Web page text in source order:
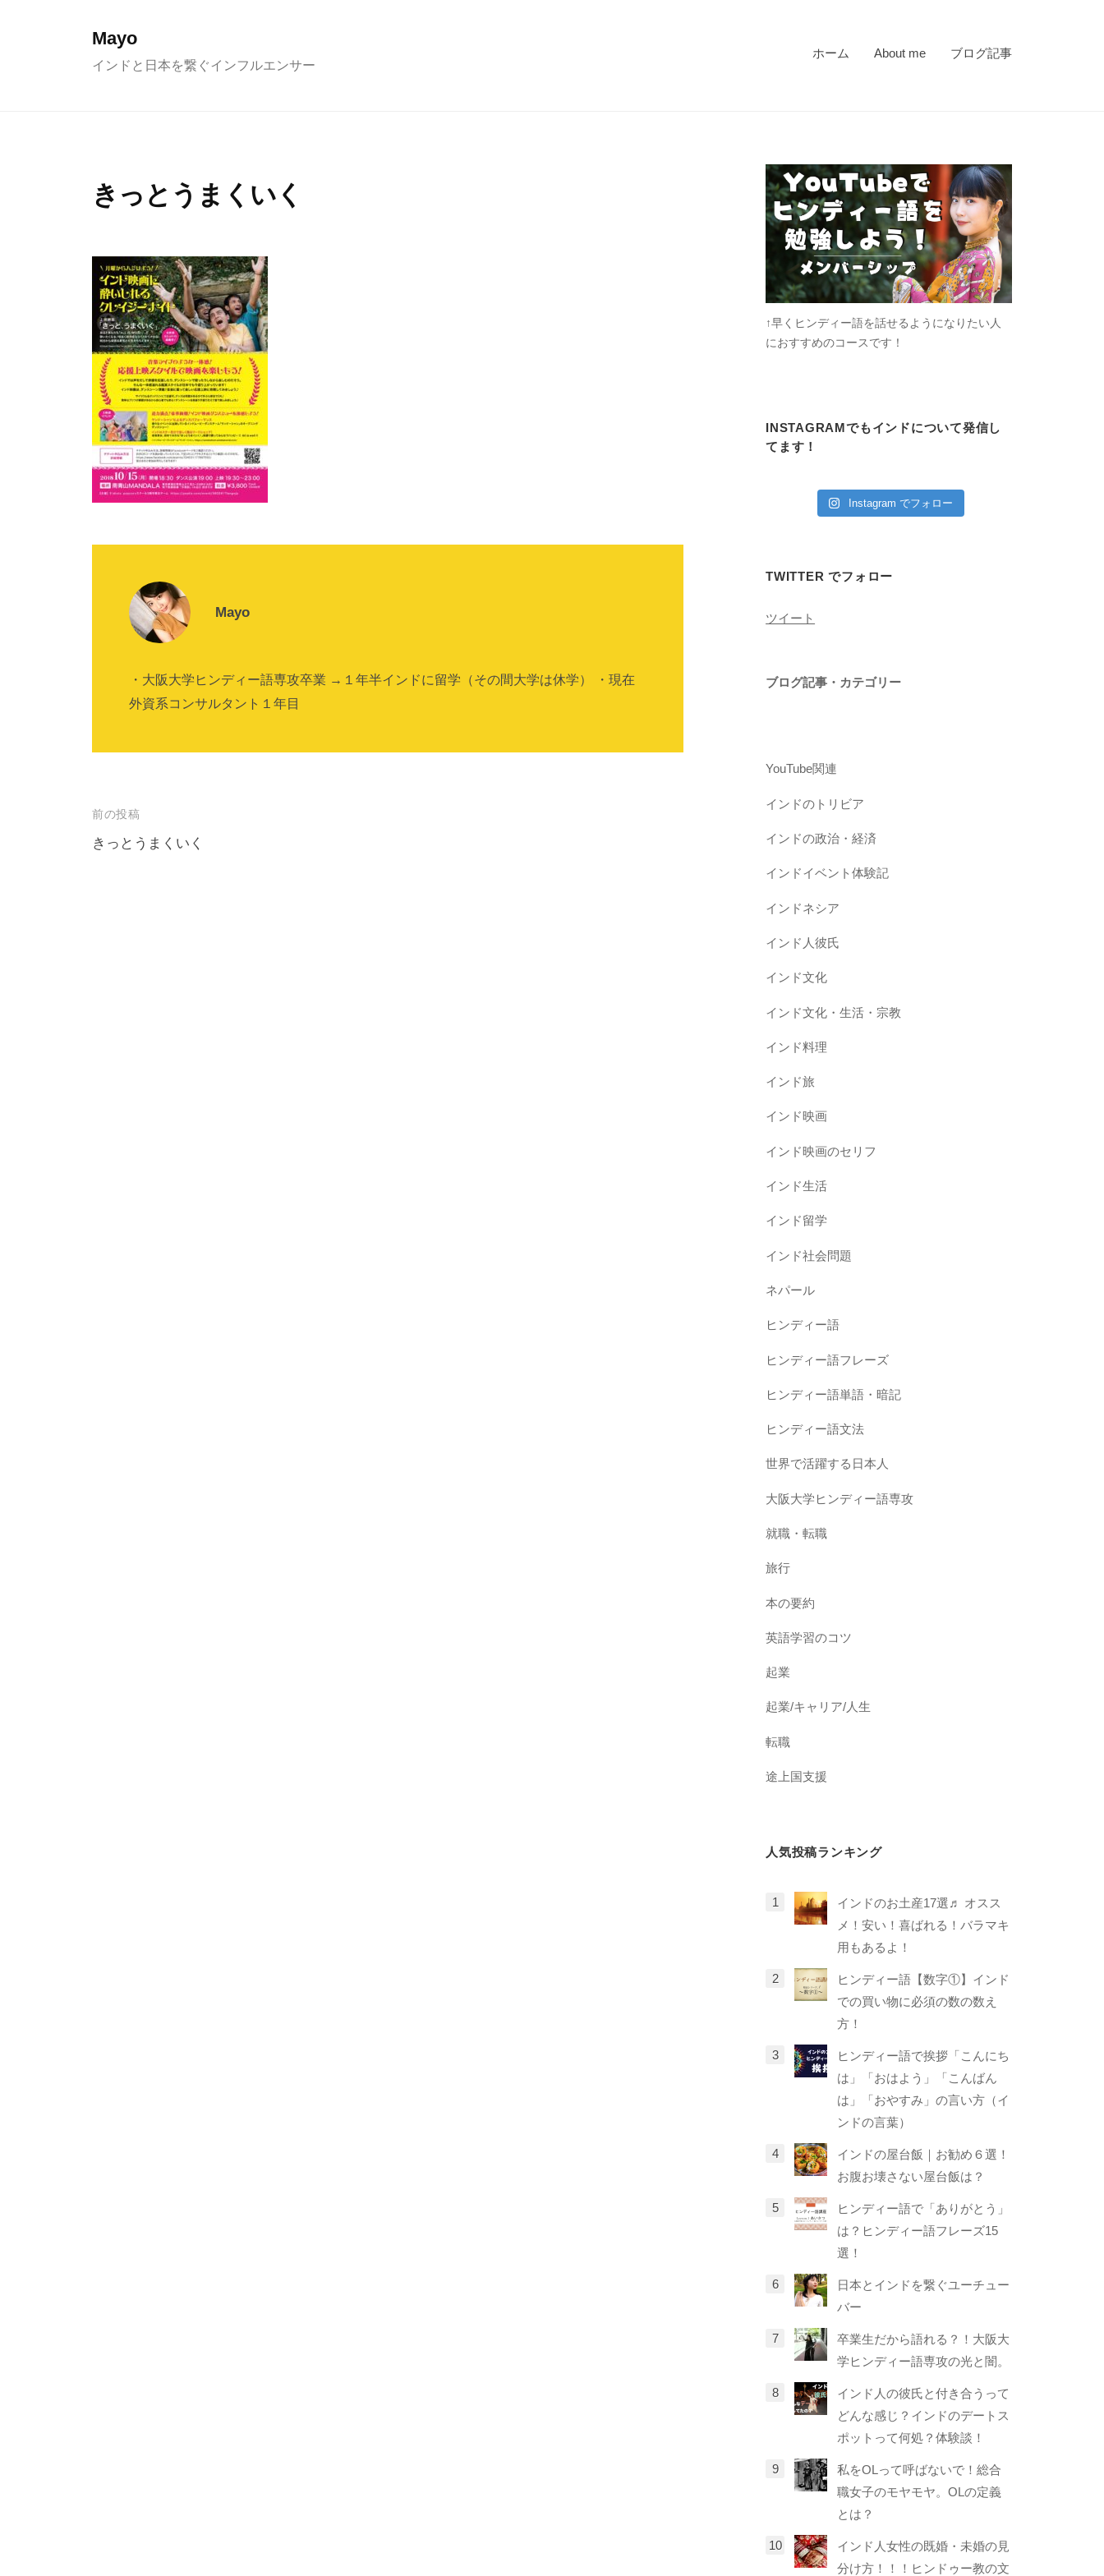
Mayo
インドと日本を繋ぐインフルエンサー
ホーム About me ブログ記事
きっとうまくいく
Mayo
・大阪大学ヒンディー語専攻卒業 →１年半インドに留学（その間大学は休学） ・現在
外資系コンサルタント１年目
投
稿
前の投稿
きっとうまくいく
↑早くヒンディー語を話せるようになりたい人
におすすめのコースです！
INSTAGRAMでもインドについて発信し
てます！
Instagram でフォロー
TWITTER でフォロー
ツイート
ブログ記事・カテゴリー
YouTube関連
インドのトリビア
インドの政治・経済
インドイベント体験記
インドネシア
インド人彼氏
インド文化
インド文化・生活・宗教
インド料理
インド旅
インド映画
インド映画のセリフ
インド生活
インド留学
インド社会問題
ネパール
ヒンディー語
ヒンディー語フレーズ
ヒンディー語単語・暗記
ヒンディー語文法
世界で活躍する日本人
大阪大学ヒンディー語専攻
就職・転職
旅行
本の要約
英語学習のコツ
起業
起業/キャリア/人生
転職
途上国支援
人気投稿ランキング
インドのお土産17選♬ オスス
メ！安い！喜ばれる！バラマキ
用もあるよ！
ヒンディー語【数字①】インド
での買い物に必須の数の数え
方！
ヒンディー語で挨拶「こんにち
は」「おはよう」「こんばん
は」「おやすみ」の言い方（イ
ンドの言葉）
インドの屋台飯｜お勧め６選！
お腹お壊さない屋台飯は？
ヒンディー語で「ありがとう」
は？ヒンディー語フレーズ15
選！
日本とインドを繋ぐユーチュー
バー
卒業生だから語れる？！大阪大
学ヒンディー語専攻の光と闇。
インド人の彼氏と付き合うって
どんな感じ？インドのデートス
ポットって何処？体験談！
私をOLって呼ばないで！総合
職女子のモヤモヤ。OLの定義
とは？
インド人女性の既婚・未婚の見
分け方！！！ヒンドゥー教の文